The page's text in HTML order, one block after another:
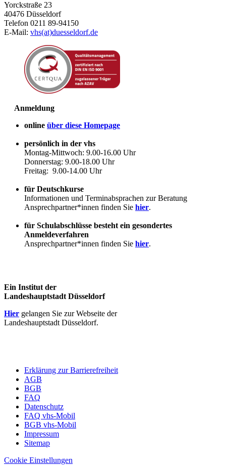
Yorckstraße 23
40476 Düsseldorf
Telefon 0211 89-94150
E-Mail: vhs(at)duesseldorf.de
Anmeldung
online über diese Homepage
persönlich in der vhs
Montag-Mittwoch: 9.00-16.00 Uhr
Donnerstag: 9.00-18.00 Uhr
Freitag: 9.00-14.00 Uhr
für Deutschkurse
Informationen und Terminabsprachen zur Beratung
Ansprechpartner*innen finden Sie hier.
für Schulabschlüsse besteht ein gesondertes
Anmeldeverfahren
Ansprechpartner*innen finden Sie hier.
Ein Institut der
Landeshauptstadt Düsseldorf
Hier gelangen Sie zur Webseite der
Landeshauptstadt Düsseldorf.
Erklärung zur Barrierefreiheit
AGB
BGB
FAQ
Datenschutz
FAQ vhs-Mobil
BGB vhs-Mobil
Impressum
Sitemap
Cookie Einstellungen